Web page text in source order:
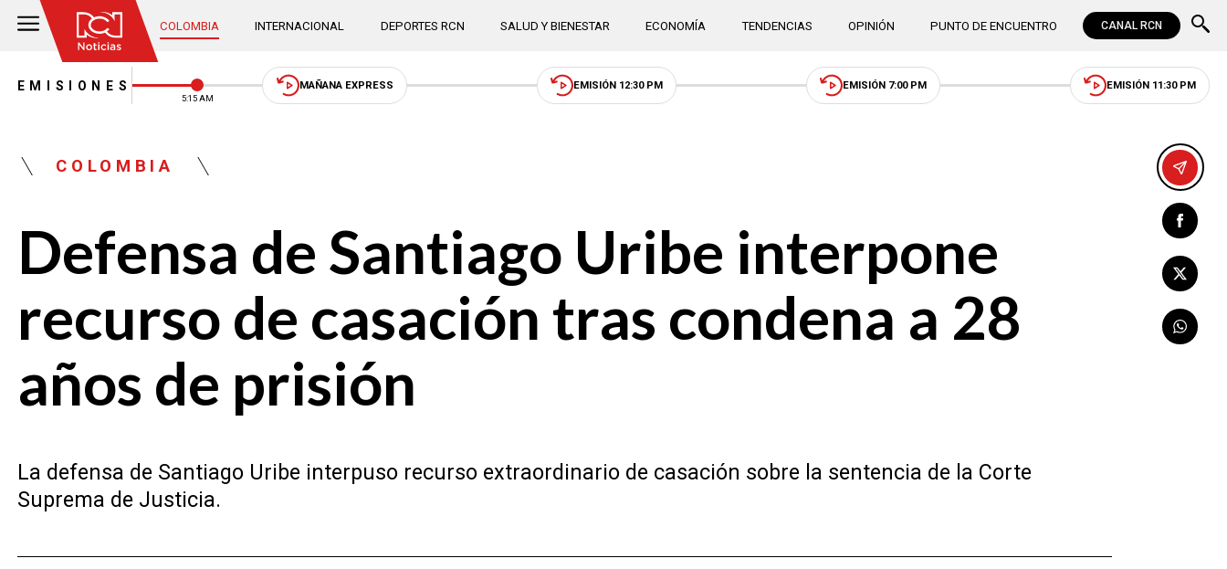
COLOMBIA INTERNACIONAL DEPORTES RCN SALUD Y BIENESTAR ECONOMÍA TENDENCIAS OPINIÓN PUNTO DE ENCUENTRO CANAL RCN
EMISIONES
5:15 AM
MAÑANA EXPRESS EMISIÓN 12:30 PM EMISIÓN 7:00 PM EMISIÓN 11:30 PM
COLOMBIA
Defensa de Santiago Uribe interpone
recurso de casación tras condena a 28
años de prisión
La defensa de Santiago Uribe interpuso recurso extraordinario de casación sobre la sentencia de la Corte
Suprema de Justicia.